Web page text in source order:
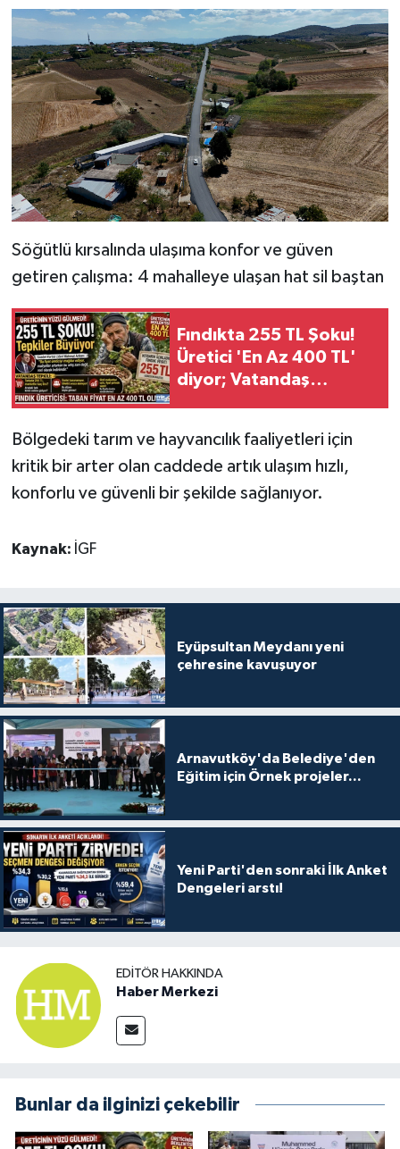
Söğütlü kırsalında ulaşıma konfor ve güven
getiren çalışma: 4 mahalleye ulaşan hat sil baştan
Fındıkta 255 TL Şoku!
Üretici 'En Az 400 TL'
diyor; Vatandaş
Bölgedeki tarım ve hayvancılık faaliyetleri için
kritik bir arter olan caddede artık ulaşım hızlı,
konforlu ve güvenli bir şekilde sağlanıyor.
Kaynak: İGF
Eyüpsultan Meydanı yeni
çehresine kavuşuyor
Arnavutköy'da Belediye'den
Eğitim için Örnek projeler...
Yeni Parti'den sonraki İlk Anket
Dengeleri arstı!
EDITÖR HAKKINDA
Haber Merkezi
Bunlar da ilginizi çekebilir